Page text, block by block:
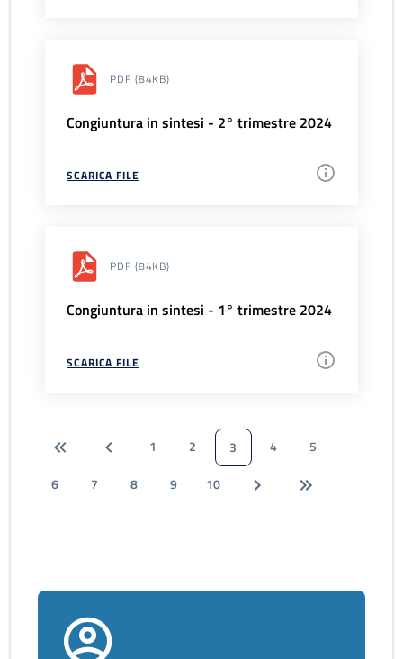
PDF (84KB)
Congiuntura in sintesi - 2° trimestre 2024
SCARICA FILE
PDF (84KB)
Congiuntura in sintesi - 1° trimestre 2024
SCARICA FILE
1 2 3 4
5
6
7 8 9 10